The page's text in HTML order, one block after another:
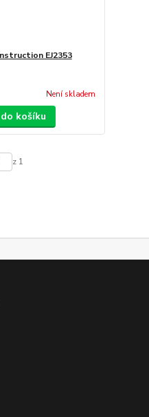
EJ2353
Není skladem
košíku
z 1